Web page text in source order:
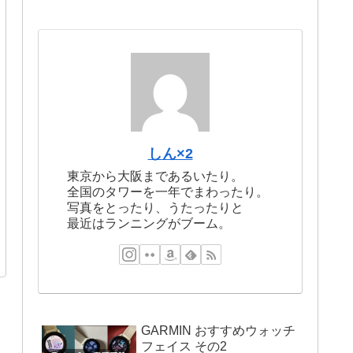
しん×2
東京から大阪まであるいたり。
全国のタワーを一年でまわったり。
写真をとったり、うたったりと
最近はランニングがブーム。
GARMIN おすすめウォッチ
フェイス その2